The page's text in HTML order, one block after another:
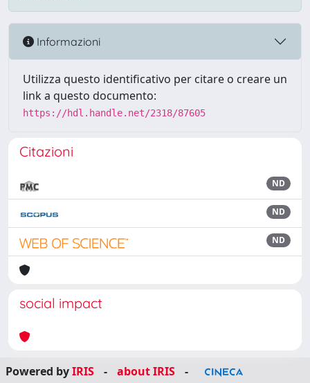
Informazioni
Utilizza questo identificativo per citare o creare un
link a questo documento:
https://hdl.handle.net/2318/87605
Citazioni
ND
ND
ND
social impact
Powered byIRIS - about IRIS
-